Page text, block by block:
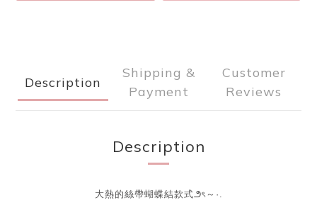
Description
Shipping &
Payment
Customer
Reviews
Description
大熱的絲帶蝴蝶結款式౨ৎ～·.